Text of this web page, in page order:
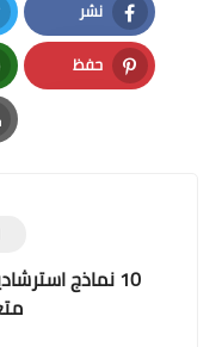
نشر
Facebook
حفظ
Pinterest
10 نماذج